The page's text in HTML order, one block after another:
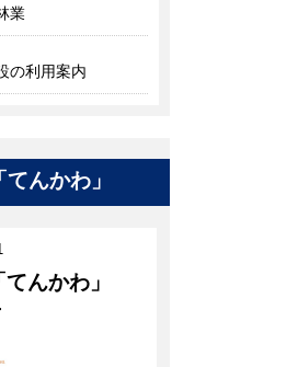
業
の利用案内
んかわ」
んかわ」